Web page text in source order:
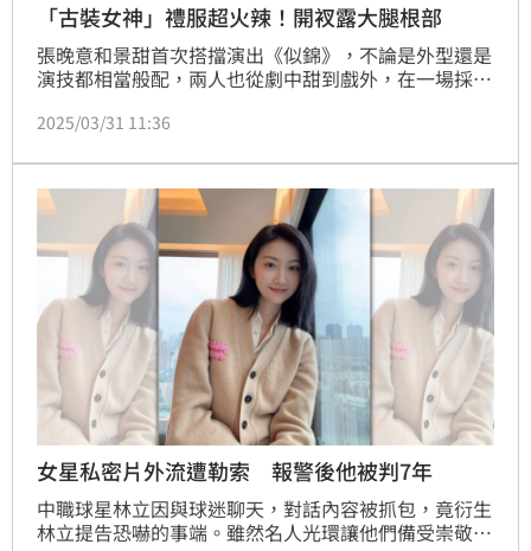
「古裝女神」禮服超火辣！開衩露大腿根部
張晚意和景甜首次搭擋演出《似錦》，不論是外型還是
演技都相當般配，兩人也從劇中甜到戲外，在一場採訪
種，只見他認真聞香後，嘴甜的說：「這是我甜姐姐的
2025/03/31 11:36
女星私密片外流遭勒索 報警後他被判7年
中職球星林立因與球迷聊天，對話內容被抓包，竟衍生
林立提告恐嚇的事端。雖然名人光環讓他們備受崇敬，